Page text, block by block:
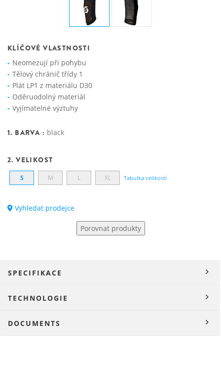
KLÍČOVÉ VLASTNOSTI
Neomezují při pohybu
Tělový chránič třídy 1
Plát LP1 z materiálu D30
Oděruodolný materiál
Vyjímatelné výztuhy
1. BARVA : black
2. VELIKOST
S M L XL Tabulka velikostí
Vyhledat prodejce
Porovnat produkty
SPECIFIKACE
TECHNOLOGIE
DOCUMENTS